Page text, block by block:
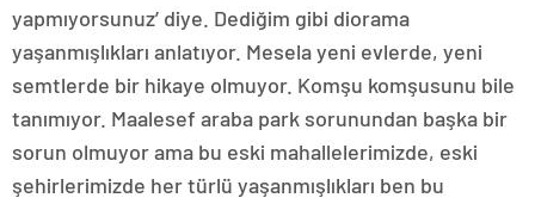
yapmıyorsunuz’ diye. Dediğim gibi diorama
yaşanmışlıkları anlatıyor. Mesela yeni evlerde, yeni
semtlerde bir hikaye olmuyor. Komşu komşusunu bile
tanımıyor. Maalesef araba park sorunundan başka bir
sorun olmuyor ama bu eski mahallelerimizde, eski
şehirlerimizde her türlü yaşanmışlıkları ben bu